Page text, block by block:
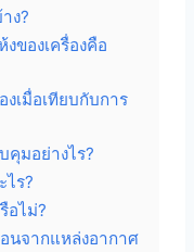
ง?
ของเครื่องคือ
งเมื่อเทียบกับการ
มอย่างไร?
ร?
อไม่?
นจากแหล่งอากาศ